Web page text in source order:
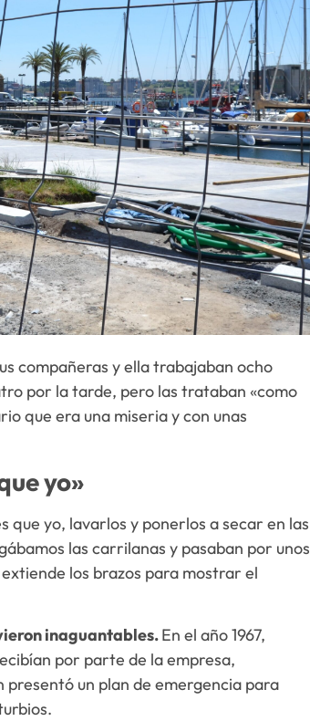
compañeras y ella trabajaban ocho
por la tarde, pero las trataban «como
que era una miseria y con unas
yo»
que yo, lavarlos y ponerlos a secar en las
las carrilanas y pasaban por unos
los brazos para mostrar el
inaguantables.En el año 1967,
por parte de la empresa,
un plan de emergencia para